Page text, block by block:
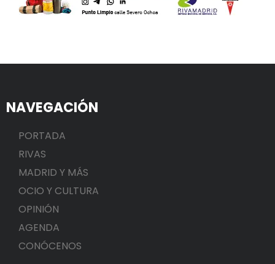
NAVEGACIÓN
PORTADA
RIVAS
MADRID Y MÁS
OCIO Y CULTURA
OPINIÓN
AGENDA
CONÓCENOS